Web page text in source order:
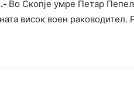
Во Скопје умре Петар
висок воен